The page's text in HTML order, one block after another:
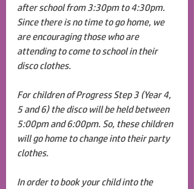
after school from 3:30pm to 4:30pm.
Since there is no time to go home, we
are encouraging those who are
attending to come to school in their
disco clothes.
For children of Progress Step 3 (Year 4,
5 and 6) the disco will be held between
5:00pm and 6:00pm. So, these children
will go home to change into their party
clothes.
In order to book your child into the